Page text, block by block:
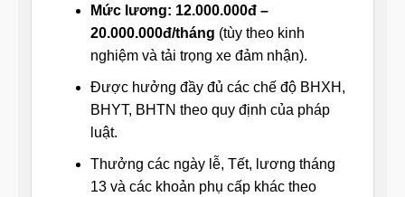
Mức lương: 12.000.000đ –
20.000.000đ/tháng (tùy theo kinh
nghiệm và tải trọng xe đảm nhận).
Được hưởng đầy đủ các chế độ BHXH,
BHYT, BHTN theo quy định của pháp
luật.
Thưởng các ngày lễ, Tết, lương tháng
13 và các khoản phụ cấp khác theo